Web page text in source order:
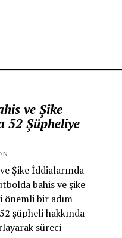
ve Şike
52 Şüpheliye
Şike İddialarında
bahis ve şike
önemli bir adım
52 şüpheli hakkında
süreci